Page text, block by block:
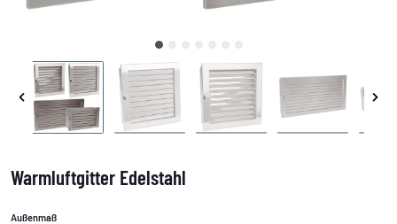
Warmluftgitter Edelstahl
Außenmaß